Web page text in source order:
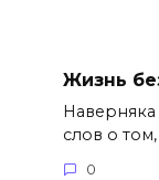
Жизнь
слов о
0